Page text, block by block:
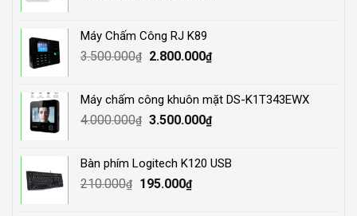
1.500.000₫.
Máy Chấm Công RJ K89
3.500.000₫
Original
3.500.000₫.
2.800.000₫Current
2.800.000₫.
Máy chấm công khuôn mặt DS-K1T343EWX
4.000.000₫ Original
4.000.000₫.
3.500.000₫Current
3.500.000₫.
Bàn phím Logitech K120 USB
210.000₫
Original
195.000₫Current